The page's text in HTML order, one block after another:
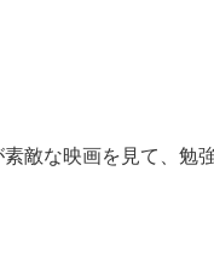
敵な映画を見て、勉